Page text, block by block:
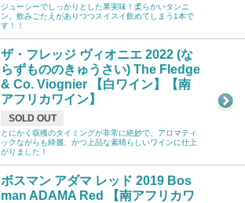
ジューシーでしっかりとした果実味！柔らかいタンニ
ン。飲みごたえがありつつスイスイ飲めてしまう1本で
す！！
ザ・フレッジ ヴィオニエ 2022 (な
らずもののきゅうさい) The Fledge
& Co. Viognier 【白ワイン】【南
アフリカワイン】
SOLD OUT
とにかく収穫のタイミングが非常に絶妙で、アロマティ
ックながらも綺麗、かつ上品な素晴らしいワインに仕上
がりました！
ボスマン アダマ レッド 2019 Bos
man ADAMA Red 【南アフリカワ